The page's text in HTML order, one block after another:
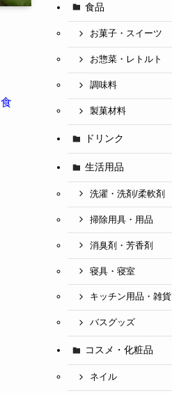
食
食品
お菓子・スイーツ
お惣菜・レトルト
調味料
製菓材料
ドリンク
生活用品
洗濯・洗剤/柔軟剤
掃除用具・用品
消臭剤・芳香剤
寝具・寝室
キッチン用品・雑貨
バスグッズ
コスメ・化粧品
ネイル